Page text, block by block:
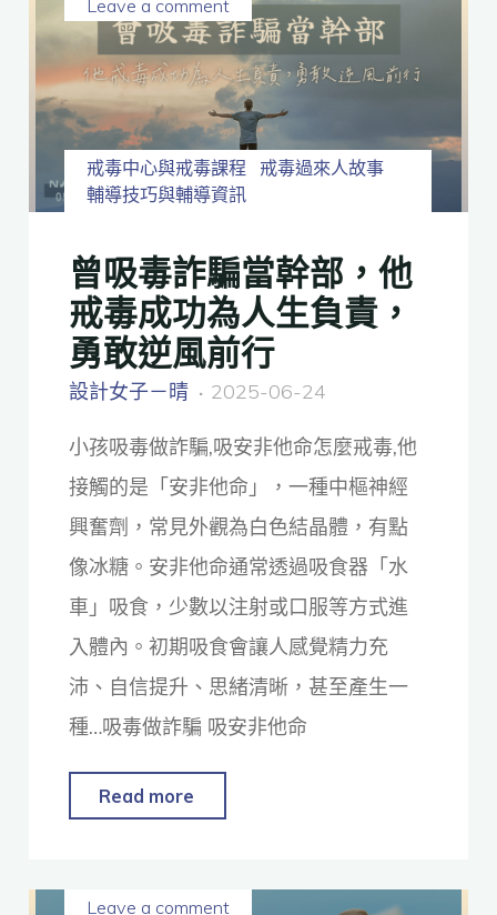
戒毒中心與戒毒課程
戒毒過來人故事
輔導技巧與輔導資訊
Leave a comment
曾吸毒詐騙當幹部，他
戒毒成功為人生負責，
勇敢逆風前行
設計女子－晴 2025-06-24
小孩吸毒做詐騙,吸安非他命怎麼戒毒,他
接觸的是「安非他命」，一種中樞神經
興奮劑，常見外觀為白色結晶體，有點
像冰糖。安非他命通常透過吸食器「水
車」吸食，少數以注射或口服等方式進
入體內。初期吸食會讓人感覺精力充
沛、自信提升、思緒清晰，甚至產生一
種…吸毒做詐騙 吸安非他命
Read more
Leave a comment